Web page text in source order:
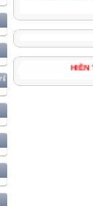
ĐỘC LẬP DÂN TỘC!